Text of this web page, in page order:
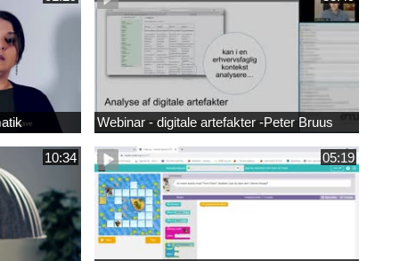
Webinar - digitale artefakter -Peter Bruus
10:34 05:19